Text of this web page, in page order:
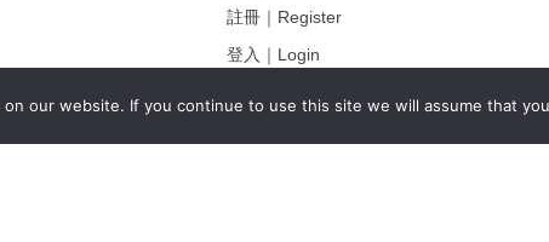
our website. If you continue to use this site we will assume that
註冊｜Register
登入｜Login